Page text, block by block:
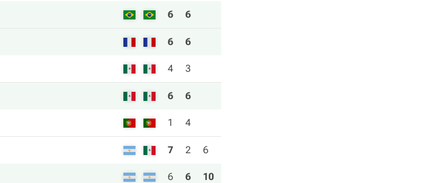
6 6
6 6
4 3
6 6
1 4
7 2 6
6 6 10